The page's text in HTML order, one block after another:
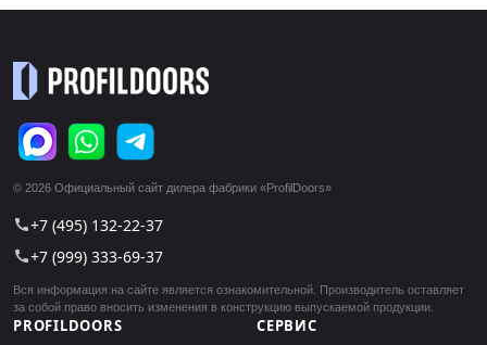
© 2026 Официальный сайт дилера фабрики «ProfilDoors»
call+7 (495) 132-22-37
call+7 (999) 333-69-37
Вся информация на сайте является ознакомительной. Производитель оставляет
за собой право вносить изменения в конструкцию выпускаемой продукции.
PROFILDOORS СЕРВИС